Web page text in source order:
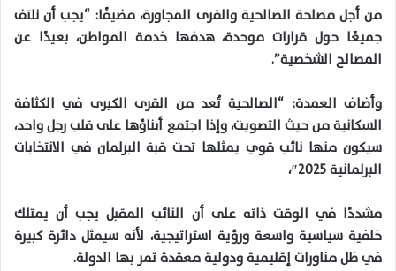
من أجل مصلحة الصالحية والقرى المجاورة، مضيفًا: “يجب أن نلتف
جميعًا حول قرارات موحدة، هدفها خدمة المواطن، بعيدًا عن
المصالح الشخصية”.
وأضاف العمدة: “الصالحية تُعد من القرى الكبرى في الكثافة
السكانية من حيث التصويت، وإذا اجتمع أبناؤها على قلب رجل واحد،
سيكون منها نائب قوي يمثلها تحت قبة البرلمان في الانتخابات
البرلمانية 2025″،
مشددًا في الوقت ذاته على أن النائب المقبل يجب أن يمتلك
خلفية سياسية واسعة ورؤية استراتيجية، لأنه سيمثل دائرة كبيرة
في ظل مناورات إقليمية ودولية معقدة تمر بها الدولة.